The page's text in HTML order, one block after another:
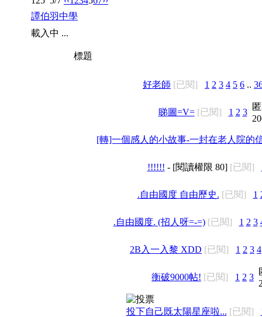
譚伯羽中學
載入中 ...
標題
好老師 [已閱] 1 2 3 4 5 6 ..
睇圖=V= [已閱] 1 2 3
[轉]一個感人的小故事-一封在老人院的
!!!!!! - [閱讀權限 80] [已閱]
.自由國度 自由歷史. [已閱] 1
.自由國度. (招人呀=-=) [已閱] 1 2 3
2B入一入黎 XDD [已閱] 1 2 3 4
衡破9000帖! [已閱] 1 2 3
投下自己既太陽星座啦... [已閱]